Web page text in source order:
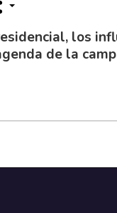
los
de la